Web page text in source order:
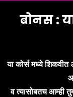
बोनस :
या कोर्स मध्ये
व त्यासोबतच आम्ही